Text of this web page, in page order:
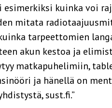
esimerkiksi kuinka voi
mitata
tarpeettomien
akun kestoa ja
matkapuhelimiin,
ja hänellä on
sust.fi.”